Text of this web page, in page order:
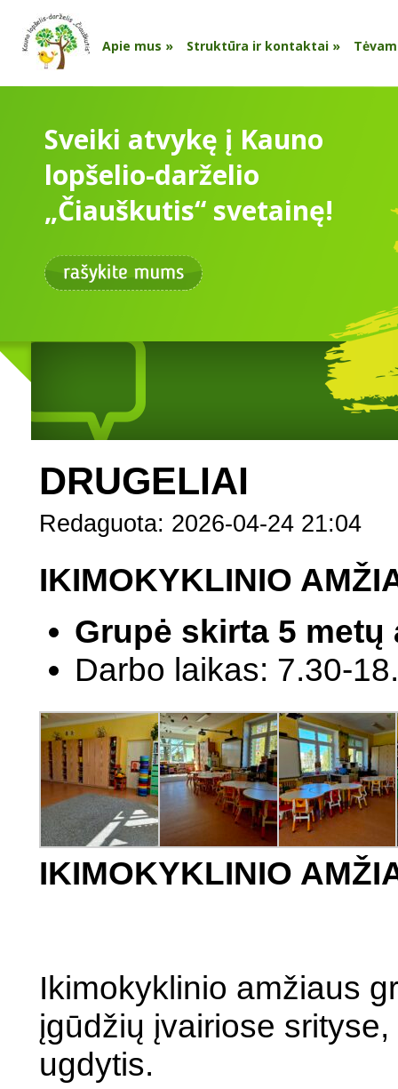
Apie mus » Struktūra ir kontaktai »
Sveiki atvykę į Kauno
lopšelio-darželio
„Čiauškutis“ svetainę!
DRUGELIAI
Redaguota: 2026-04-24 21:04
IKIMOKYKLINIO
Grupė skirta 5
Darbo laikas: 7.30-
IKIMOKYKLINIO
Ikimokyklinio amžiaus
įgūdžių įvairiose
ugdytis.